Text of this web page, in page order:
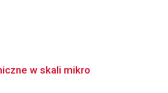
w skali mikro